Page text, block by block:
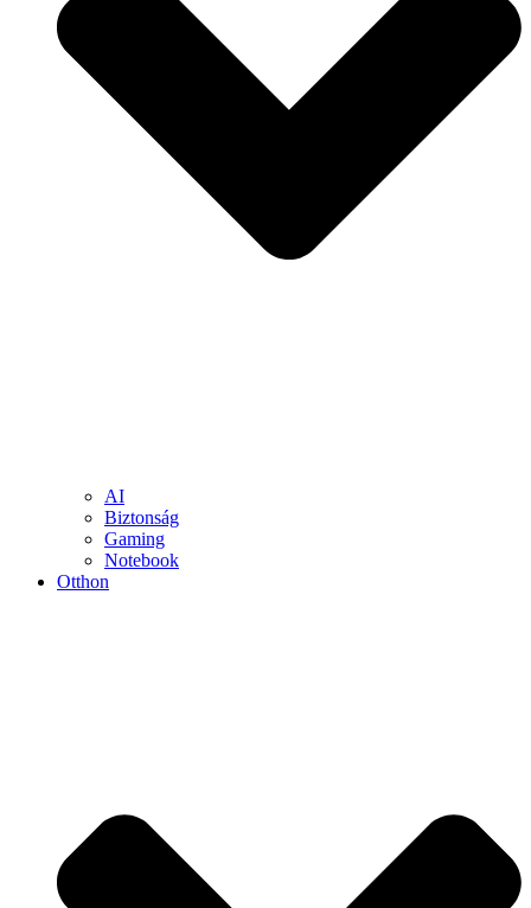
AI
Biztonság
Gaming
Notebook
Otthon